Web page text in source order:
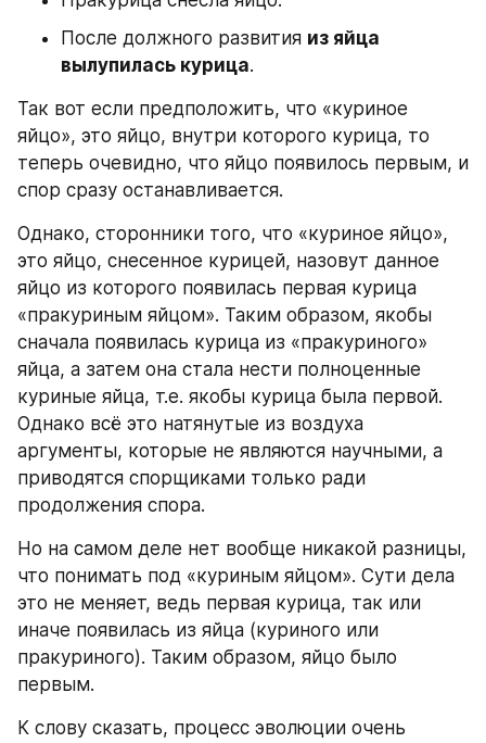
После должного развития из яйца
вылупилась курица.
Так вот если предположить, что «куриное
яйцо», это яйцо, внутри которого курица, то
теперь очевидно, что яйцо появилось первым, и
спор сразу останавливается.
Однако, сторонники того, что «куриное яйцо»,
это яйцо, снесенное курицей, назовут данное
яйцо из которого появилась первая курица
«пракуриным яйцом». Таким образом, якобы
сначала появилась курица из «пракуриного»
яйца, а затем она стала нести полноценные
куриные яйца, т.е. якобы курица была первой.
Однако всё это натянутые из воздуха
аргументы, которые не являются научными, а
приводятся спорщиками только ради
продолжения спора.
Но на самом деле нет вообще никакой разницы,
что понимать под «куриным яйцом». Сути дела
это не меняет, ведь первая курица, так или
иначе появилась из яйца (куриного или
пракуриного). Таким образом, яйцо было
первым.
К слову сказать, процесс эволюции очень